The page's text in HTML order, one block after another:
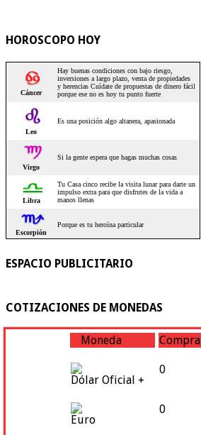
HOROSCOPO HOY
ESPACIO PUBLICITARIO
COTIZACIONES DE MONEDAS
Moneda Compra
Dólar Oficial +
0
Euro
0